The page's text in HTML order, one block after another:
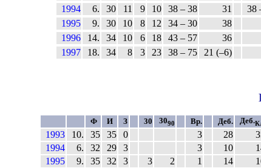
1994
6. 30 11 9 10 38 – 38 31 38
1995
9. 30 10 8 12 34 – 30 38
1996
14. 34 10 6 18 43 – 57 36
1997
18. 34 8 3 23 38 – 75 21 (–6)
Ф И З 30 3090 Вр. Деб. Деб.
1993 10. 35 35 0 3 28
1994
6. 32 29 3 3 10
1995
9. 35 32 3 3 2 1 14